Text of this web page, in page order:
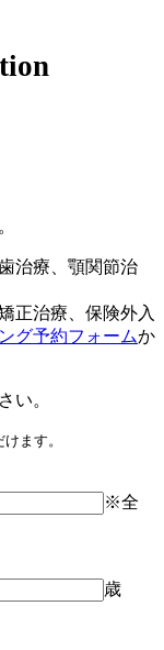
治療、顎関節治
正治療、保険外入
グ予約フォームか
い。
ます。
※全
歳